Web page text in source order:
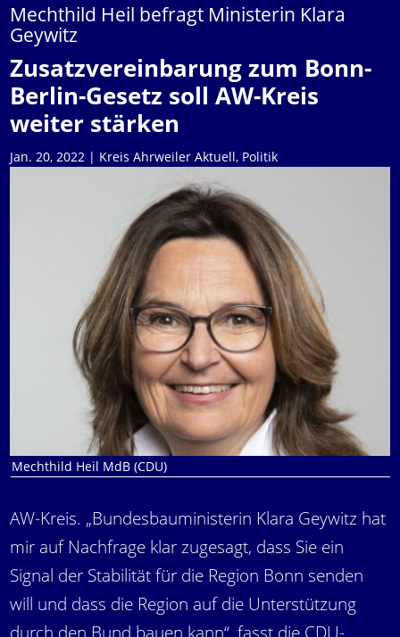
Mechthild Heil befragt Ministerin Klara
Geywitz
Zusatzvereinbarung zum Bonn-
Berlin-Gesetz soll AW-Kreis
weiter stärken
Jan. 20, 2022 | Kreis Ahrweiler Aktuell, Politik
Mechthild Heil MdB (CDU)
AW-Kreis. „Bundesbauministerin Klara Geywitz hat
mir auf Nachfrage klar zugesagt, dass Sie ein
Signal der Stabilität für die Region Bonn senden
will und dass die Region auf die Unterstützung